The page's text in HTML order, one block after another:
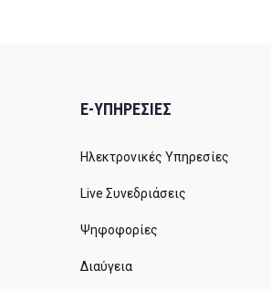
E-ΥΠΗΡΕΣΙΕΣ
Ηλεκτρονικές Υπηρεσίες
Live Συνεδριάσεις
Ψηφοφορίες
Διαύγεια